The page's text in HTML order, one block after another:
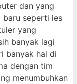
dan yang
baru seperti les
yang
banyak lagi
banyak hal di
dengan tim
menumbuhkan